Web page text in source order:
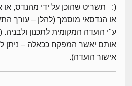
(: תשריט שהוכן על ידי מהנדס, או
או הנדסאי מוסמך (להלן – עורך
ע"י הועדה המקומית לתכנון
אותם יאשר המפקח ככאלה – ניתן
אישור הועדה).